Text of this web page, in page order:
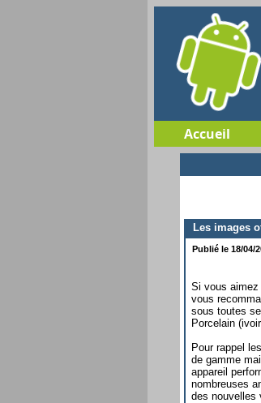
Accueil
Les images
Publié le 18/04/
Si vous aimez
vous
sous toutes
Porcelain
Pour rappel
de gamme
appareil
nombreuses
des nouvelles